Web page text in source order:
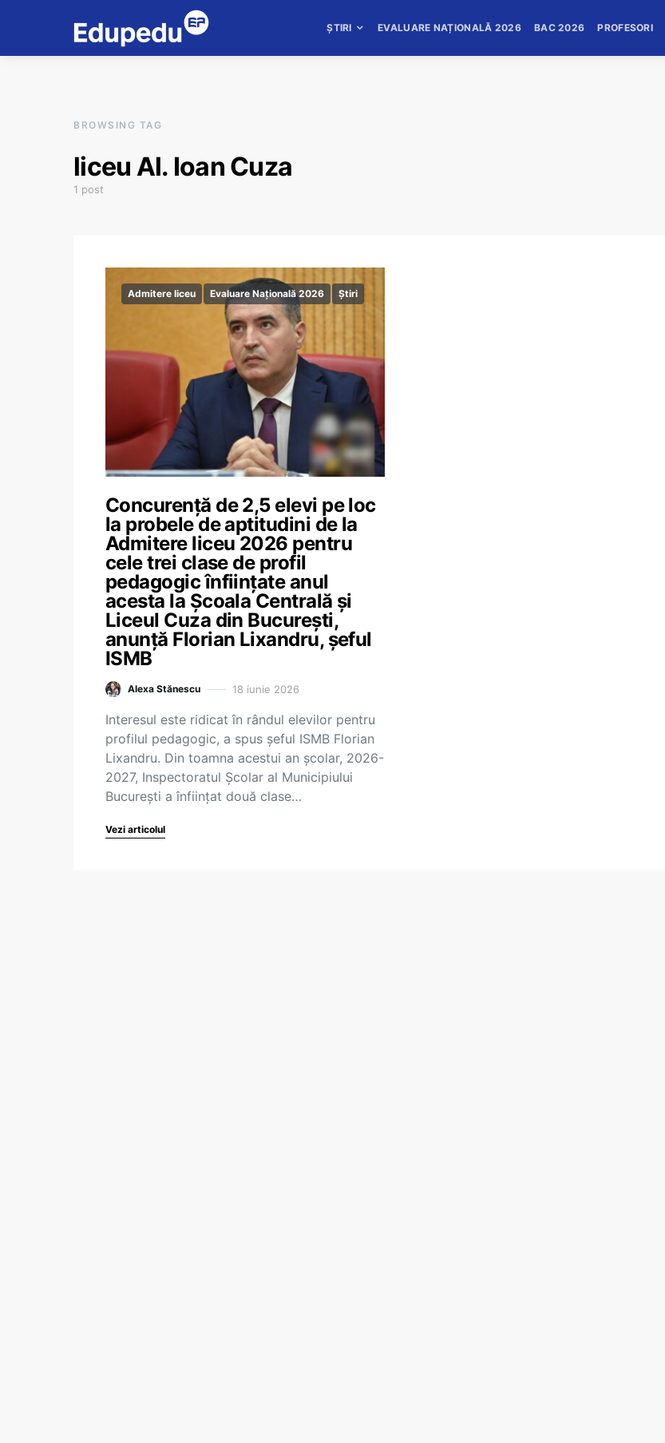
ȘTIRI EVALUARE NAȚIONALĂ 2026 BAC 2026 PROFESORI
BROWSING TAG
liceu Al. Ioan Cuza
1 post
Admitere liceu Evaluare Națională 2026 Știri
Concurență de 2,5 elevi pe loc
la probele de aptitudini de la
Admitere liceu 2026 pentru
cele trei clase de profil
pedagogic înființate anul
acesta la Școala Centrală și
Liceul Cuza din București,
anunță Florian Lixandru, șeful
ISMB
Alexa Stănescu 18 iunie 2026
Interesul este ridicat în rândul elevilor pentru
profilul pedagogic, a spus șeful ISMB Florian
Lixandru. Din toamna acestui an școlar, 2026-
2027, Inspectoratul Școlar al Municipiului
București a înființat două clase…
Vezi articolul